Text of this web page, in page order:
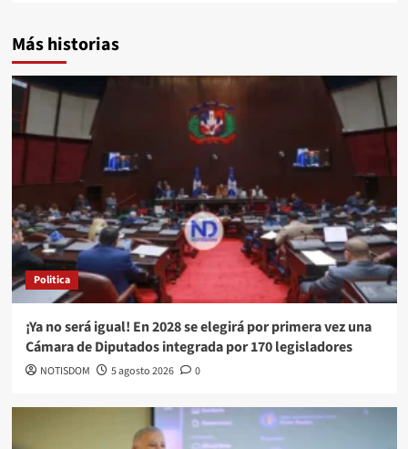
Más historias
Politica
¡Ya no será igual! En 2028 se elegirá por primera vez una
Cámara de Diputados integrada por 170 legisladores
NOTISDOM 5 agosto 2026 0